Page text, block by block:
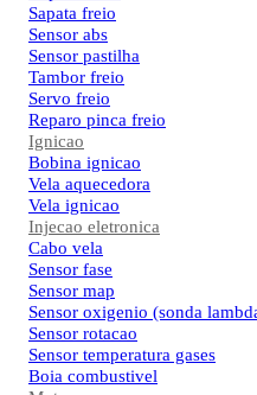
Sapata freio
Sensor abs
Sensor pastilha
Tambor freio
Servo freio
Reparo pinca freio
Ignicao
Bobina ignicao
Vela aquecedora
Vela ignicao
Injecao eletronica
Cabo vela
Sensor fase
Sensor map
Sensor oxigenio (sonda
Sensor rotacao
Sensor temperatura gases
Boia combustivel